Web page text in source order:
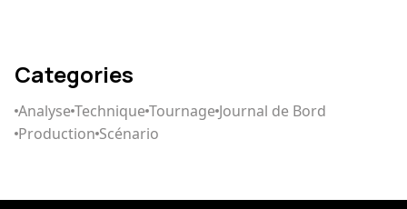
Categories
AnalyseTechniqueTournage Journal de Bord
Production Scénario